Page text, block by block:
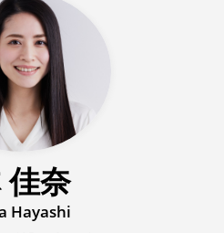
佳奈
Hayashi